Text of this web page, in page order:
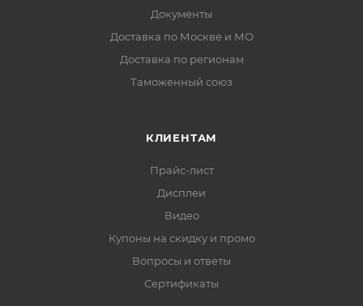
Документы
Доставка по Москве и МО
Доставка по регионам
Таможенный союз
КЛИЕНТАМ
Прайс-лист
Дисплеи
Видео
Купоны на скидку и промо
Вопросы и ответы
Сертификаты